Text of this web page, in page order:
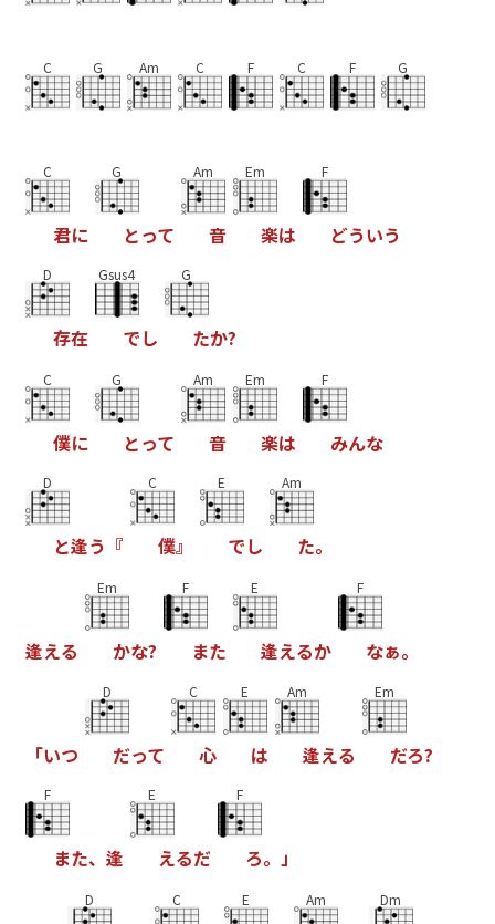
C G Am C F C F G
C
君に
G
とって
Am
音
Em
楽は
F
どういう
D
存在
Gsus4
でし
G
たか?
C
僕に
G
とって
Am
音
Em
楽は
F
みんな
D
と逢う 『
C
僕』
E
でし
Am
た。
逢える
Em
かな?
F
また
E
逢えるか
F
なぁ。
「いつ
D
だって
C
心
E
は
Am
逢える
Em
だろ?
F
また、 逢
E
えるだ
F
ろ。 」
D C E Am Dm